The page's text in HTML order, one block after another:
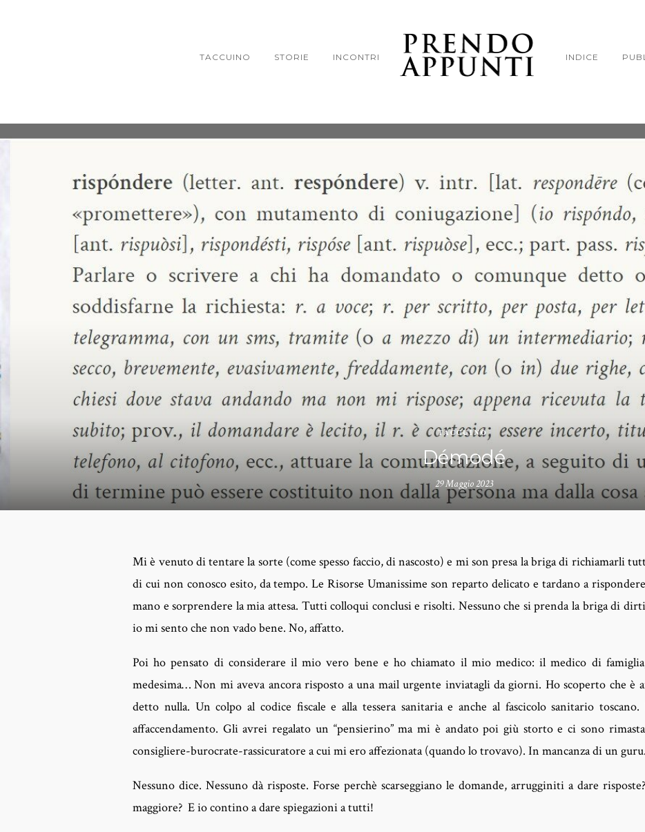
TACCUINO STORIE INCONTRI INDICE
TACCUINO
Démodé
29 Maggio 2023
Mi è venuto di tentare la sorte (come spesso faccio, di nascosto) e mi son presa la briga di richiamarli
di cui non conosco esito, da tempo. Le Risorse Umanissime son reparto delicato e tardano a
mano e sorprendere la mia attesa. Tutti colloqui conclusi e risolti. Nessuno che si prenda la briga di
io mi sento che non vado bene. No, affatto.
Poi ho pensato di considerare il mio vero bene e ho chiamato il mio medico: il medico di
medesima… Non mi aveva ancora risposto a una mail urgente inviatagli da giorni. Ho scoperto che è
detto nulla. Un colpo al codice fiscale e alla tessera sanitaria e anche al fascicolo sanitario
affaccendamento. Gli avrei regalato un “pensierino” ma mi è andato poi giù storto e ci sono
consigliere-burocrate-rassicuratore a cui mi ero affezionata (quando lo trovavo). In mancanza di un guru.
Nessuno dice. Nessuno dà risposte. Forse perchè scarseggiano le domande, arrugginiti a dare
maggiore? E io contino a dare spiegazioni a tutti!